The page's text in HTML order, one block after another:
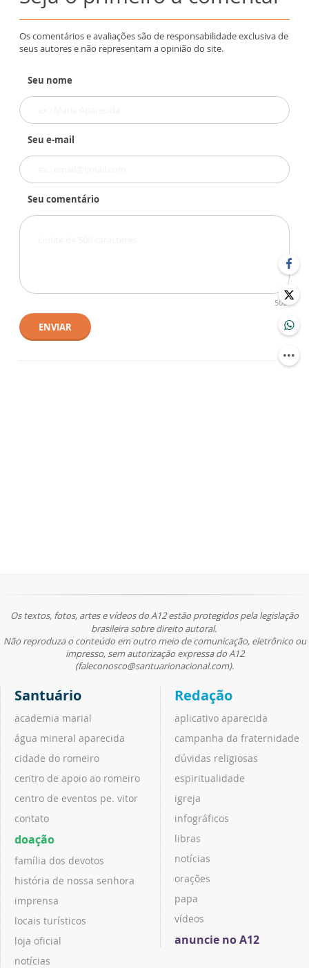
Os comentários e avaliações são de responsabilidade exclusiva de
seus autores e não representam a opinião do site.
Seu nome
Seu e-mail
Seu comentário
500
ENVIAR
Os textos, fotos, artes e vídeos do A12 estão protegidos pela legislação
brasileira sobre direito autoral.
Não reproduza o conteúdo em outro meio de comunicação, eletrônico ou
impresso, sem autorização expressa do A12
(faleconosco@santuarionacional.com).
Santuário
academia marial
água mineral aparecida
cidade do romeiro
centro de apoio ao romeiro
centro de eventos pe. vitor
contato
doação
família dos devotos
história de nossa senhora
imprensa
locais turísticos
loja oficial
notícias
Redação
aplicativo aparecida
campanha da fraternidade
dúvidas religiosas
espiritualidade
igreja
infográficos
libras
notícias
orações
papa
vídeos
anuncie no A12